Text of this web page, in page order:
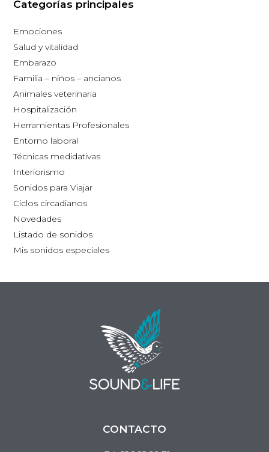
30,00€
variantes.
página
Categorías principales
Emociones
Salud y vitalidad
Embarazo
Familia – niños – ancianos
Animales veterinaria
Hospitalización
Herramientas Profesionales
Entorno laboral
Técnicas medidativas
Interiorismo
Sonidos para Viajar
Ciclos circadianos
Novedades
Listado de sonidos
Mis sonidos especiales
CONTACTO